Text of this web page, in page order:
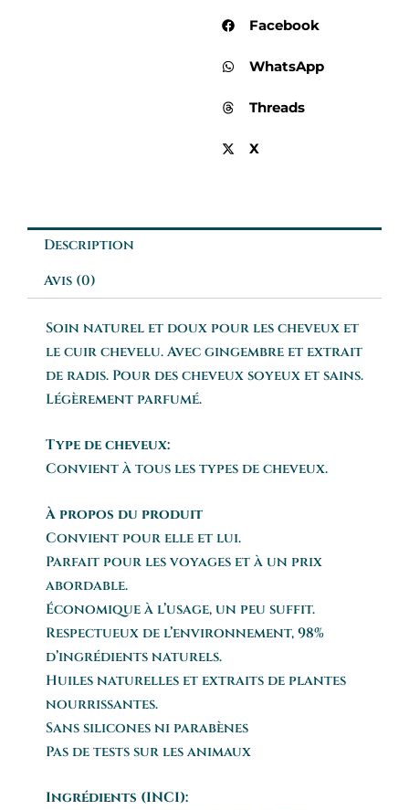
Facebook
WhatsApp
Threads
X
Description
Avis (0)
Soin naturel et doux pour les cheveux et
le cuir chevelu. Avec gingembre et extrait
de radis. Pour des cheveux soyeux et sains.
Légèrement parfumé.
Type de cheveux:
Convient à tous les types de cheveux.
À propos du produit
Convient pour elle et lui.
Parfait pour les voyages et à un prix
abordable.
Économique à l’usage, un peu suffit.
Respectueux de l’environnement, 98%
d’ingrédients naturels.
Huiles naturelles et extraits de plantes
nourrissantes.
Sans silicones ni parabènes
Pas de tests sur les animaux
Ingrédients (INCI):